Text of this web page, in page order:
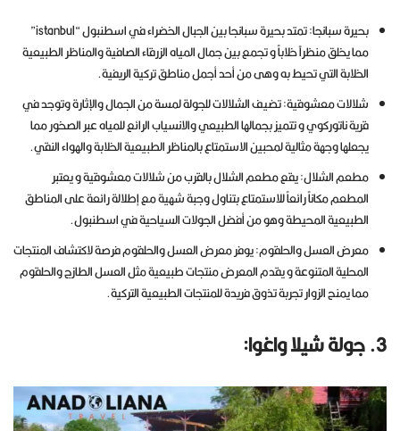
بحيرة سبانجا: تمتد بحيرة سبانجا بين الجبال الخضراء في اسطنبول “istanbul”
مما يخلق منظراً خلاباً و تجمع بين جمال المياه الزرقاء الصافية والمناظر الطبيعية
الخلابة التي تحيط به وهى من أحد أجمل مناطق تركية الريفية.
شلالات معشوقية: تضيف الشلالات للجولة لمسة من الجمال والإثارة وتوجد في
قرية ناتوركوي و تتميز بجمالها الطبيعي والانسياب الرائع للمياه عبر الصخور مما
يجعلها وجهة مثالية لمحبين الاستمتاع بالمناظر الطبيعية الخلابة والهواء النقي.
مطعم الشلال: يقع مطعم الشلال بالقرب من شلالات معشوقية و يعتبر
المطعم مكاناً رائعاً للاستمتاع بتناول وجبة شهية مع إطلالة رائعة على المناطق
الطبيعية المحيطة وهو من أفضل الجولات السياحية في اسطنبول.
معرض العسل والحلقوم: يوفر معرض العسل والحلقوم فرصة لاكتشاف المنتجات
المحلية المتنوعة و يقدم المعرض منتجات طبيعية مثل العسل الطازج والحلقوم
مما يمنح الزوار تجربة تذوق فريدة للمنتجات الطبيعية التركية.
3. جولة شيلا واغوا: